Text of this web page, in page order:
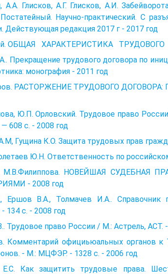
А.А. Глисков, А.Г. Глисков, А.И.
Научно-практический. С
Действующая редакция 2017 г - 2017 год
ОБЩАЯ ХАРАКТЕРИСТИКА ТРУДОВОГО
Прекращение трудового договора по
монография - 2011 год
РАСТОРЖЕНИЕ ТРУДОВОГО
Ю.П. Орловский. Трудовое право
608 с. - 2008 год
Гущина К.О. Защита трудовых прав
Ю.Н. Ответственность по
М.В.Филиппова. НОВЕЙШАЯ СУДЕБНАЯ
- 2008 год
Ершов В.А., Толмачев И.А..
134 с. - 2008 год
Трудовое право России / М.: Астрель, АСТ.
Комментарий официьюальных органов
- М.: МЦФЭР. - 1328 с. - 2006 год
Е.С. Как защитить трудовые права.